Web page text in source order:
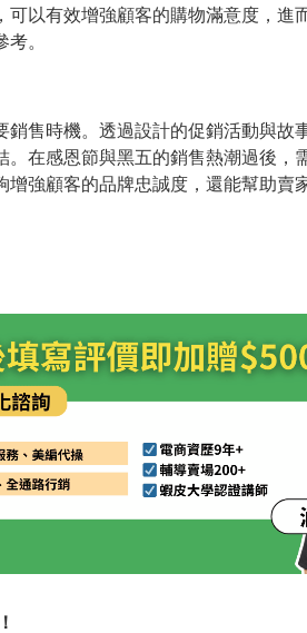
以有效增強顧客的購物滿意度，進
。
售時機。透過設計的促銷活動與故
在感恩節與黑五的銷售熱潮過後，
強顧客的品牌忠誠度，還能幫助賣